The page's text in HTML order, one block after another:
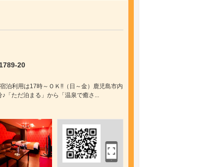
20
利用は17時～ＯＫ!!（日～金）鹿児島市内
「ただ泊まる」から「温泉で癒さ...